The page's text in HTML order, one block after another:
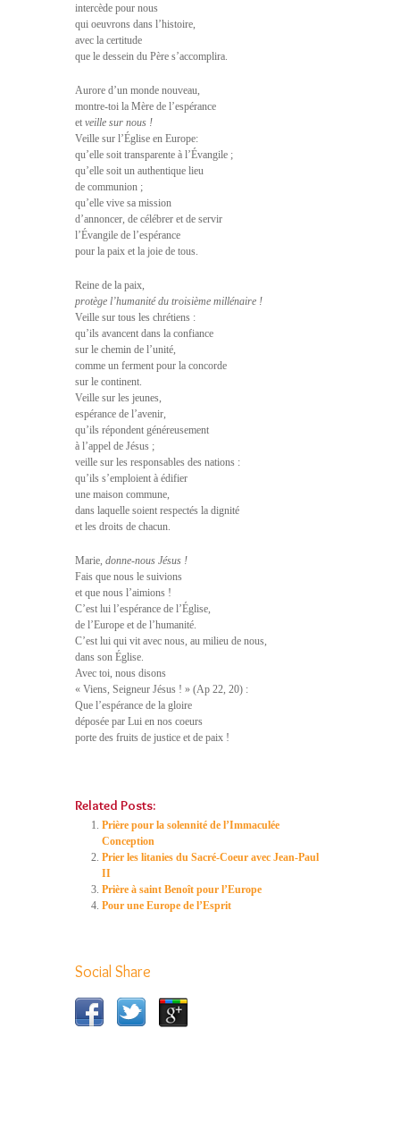
intercède pour nous
qui oeuvrons dans l’histoire,
avec la certitude
que le dessein du Père s’accomplira.
Aurore d’un monde nouveau,
montre-toi la Mère de l’espérance
et veille sur nous !
Veille sur l’Église en Europe:
qu’elle soit transparente à l’Évangile ;
qu’elle soit un authentique lieu
de communion ;
qu’elle vive sa mission
d’annoncer, de célébrer et de servir
l’Évangile de l’espérance
pour la paix et la joie de tous.
Reine de la paix,
protège l’humanité du troisième millénaire !
Veille sur tous les chrétiens :
qu’ils avancent dans la confiance
sur le chemin de l’unité,
comme un ferment pour la concorde
sur le continent.
Veille sur les jeunes,
espérance de l’avenir,
qu’ils répondent généreusement
à l’appel de Jésus ;
veille sur les responsables des nations :
qu’ils s’emploient à édifier
une maison commune,
dans laquelle soient respectés la dignité
et les droits de chacun.
Marie, donne-nous Jésus !
Fais que nous le suivions
et que nous l’aimions !
C’est lui l’espérance de l’Église,
de l’Europe et de l’humanité.
C’est lui qui vit avec nous, au milieu de nous,
dans son Église.
Avec toi, nous disons
« Viens, Seigneur Jésus ! » (Ap 22, 20) :
Que l’espérance de la gloire
déposée par Lui en nos coeurs
porte des fruits de justice et de paix !
Related Posts:
Prière pour la solennité de l’Immaculée
Conception
Prier les litanies du Sacré-Coeur avec Jean-Paul
II
Prière à saint Benoît pour l’Europe
Pour une Europe de l’Esprit
Social Share